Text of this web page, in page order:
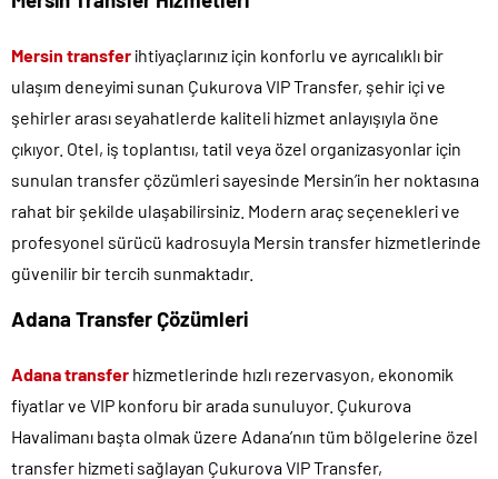
Mersin transfer ihtiyaçlarınız için konforlu ve ayrıcalıklı bir
ulaşım deneyimi sunan Çukurova VIP Transfer, şehir içi ve
şehirler arası seyahatlerde kaliteli hizmet anlayışıyla öne
çıkıyor. Otel, iş toplantısı, tatil veya özel organizasyonlar için
sunulan transfer çözümleri sayesinde Mersin’in her noktasına
rahat bir şekilde ulaşabilirsiniz. Modern araç seçenekleri ve
profesyonel sürücü kadrosuyla Mersin transfer hizmetlerinde
güvenilir bir tercih sunmaktadır.
Adana Transfer Çözümleri
Adana transfer hizmetlerinde hızlı rezervasyon, ekonomik
fiyatlar ve VIP konforu bir arada sunuluyor. Çukurova
Havalimanı başta olmak üzere Adana’nın tüm bölgelerine özel
transfer hizmeti sağlayan Çukurova VIP Transfer,